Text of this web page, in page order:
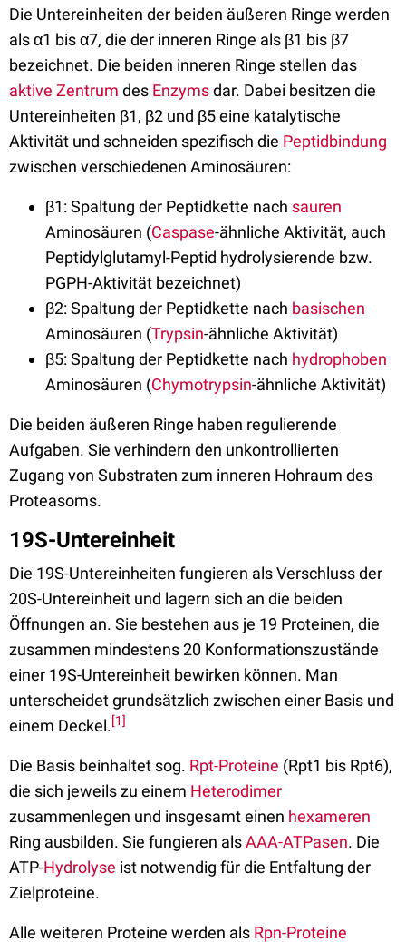
Die Untereinheiten der beiden äußeren Ringe werden
als α1 bis α7, die der inneren Ringe als β1 bis β7
bezeichnet. Die beiden inneren Ringe stellen das
aktive Zentrum des Enzymsdar. Dabei besitzen die
Untereinheiten β1, β2 und β5 eine katalytische
Aktivität und schneiden spezifisch die Peptidbindung
zwischen verschiedenen Aminosäuren:
β1: Spaltung der Peptidkette nach sauren
Aminosäuren (Caspase-ähnliche Aktivität, auch
Peptidylglutamyl-Peptid hydrolysierende bzw.
PGPH-Aktivität bezeichnet)
β2: Spaltung der Peptidkette nach basischen
Aminosäuren (Trypsin-ähnliche Aktivität)
β5: Spaltung der Peptidkette nach hydrophoben
Aminosäuren (Chymotrypsin-ähnliche Aktivität)
Die beiden äußeren Ringe haben regulierende
Aufgaben. Sie verhindern den unkontrollierten
Zugang von Substraten zum inneren Hohraum des
Proteasoms.
19S-Untereinheit
Die 19S-Untereinheiten fungieren als Verschluss der
20S-Untereinheit und lagern sich an die beiden
Öffnungen an. Sie bestehen aus je 19 Proteinen, die
zusammen mindestens 20 Konformationszustände
einer 19S-Untereinheit bewirken können. Man
unterscheidet grundsätzlich zwischen einer Basis und
einem Deckel.[1]
Die Basis beinhaltet sog. Rpt-Proteine (Rpt1 bis Rpt6),
die sich jeweils zu einem Heterodimer
zusammenlegen und insgesamt einen hexameren
Ring ausbilden. Sie fungieren alsAAA-ATPasen. Die
ATP-Hydrolyse ist notwendig für die Entfaltung der
Zielproteine.
Alle weiteren Proteine werden als Rpn-Proteine